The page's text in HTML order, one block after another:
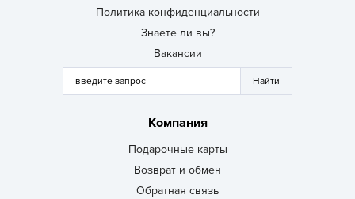
Политика конфиденциальности
Знаете ли вы?
Вакансии
Компания
Подарочные карты
Возврат и обмен
Обратная связь